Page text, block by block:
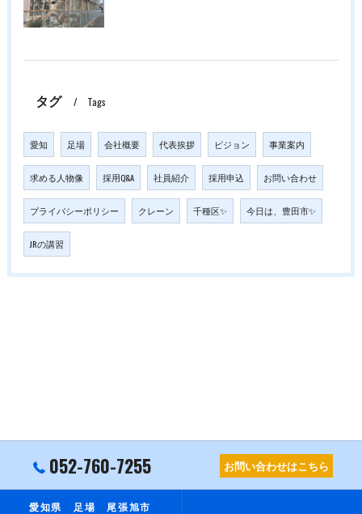
タグ Tags
愛知 足場 会社概要 代表挨拶 ビジョン 事業案内
求める人物像 採用Q&A 社員紹介 採用申込 お問い合わせ
プライバシーポリシー クレーン 千種区✨ 今日は、豊田市✨
JRの講習
052-760-7255 お問い合わせはこちら
愛知県 足場 尾張旭市